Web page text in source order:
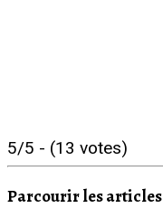
5/5 - (13 votes)
Parcourir les articles